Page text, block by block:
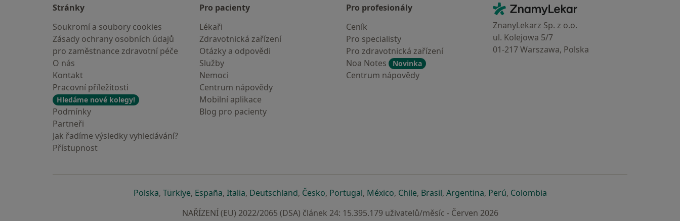
Stránky
Soukromí a soubory cookies
Zásady ochrany osobních údajů
pro zaměstnance zdravotní péče
O nás
Kontakt
Pracovní příležitosti
Hledáme nové kolegy!
Podmínky
Partneři
Jak řadíme výsledky vyhledávání?
Přístupnost
Pro pacienty
Lékaři
Zdravotnická zařízení
Otázky a odpovědi
Služby
Nemoci
Centrum nápovědy
Mobilní aplikace
Blog pro pacienty
Pro profesionály
Ceník
Pro specialisty
Pro zdravotnická zařízení
Noa Notes
Novinka
Centrum nápovědy
Kontakt
ZnamyLekar - Hlavní stránka
ZnanyLekarz Sp. z o.o.
ul. Kolejowa 5/7
01-217 Warszawa, Polska
Polskase otevře v nové záložce
, Türkiyese otevře v nové záložce
, Españase otevře v nové záložce
, Italiase otevře v nové záložce
, Deutschlandse otevře v nové záložce
, Českose otevře v nové záložce
, Portugalse otevře v nové záložce
, Méxicose otevře v nové záložce
, Chilese otevře v nové záložce
, Brasilse otevře v nové záložce
, Argentinase otevře v nové záložce
, Perúse otevře v nové záložce
, Colombiase otevře v nové záložce
NAŘÍZENÍ (EU) 2022/2065 (DSA) článek 24: 15.395.179 uživatelů/měsíc - Červen 2026